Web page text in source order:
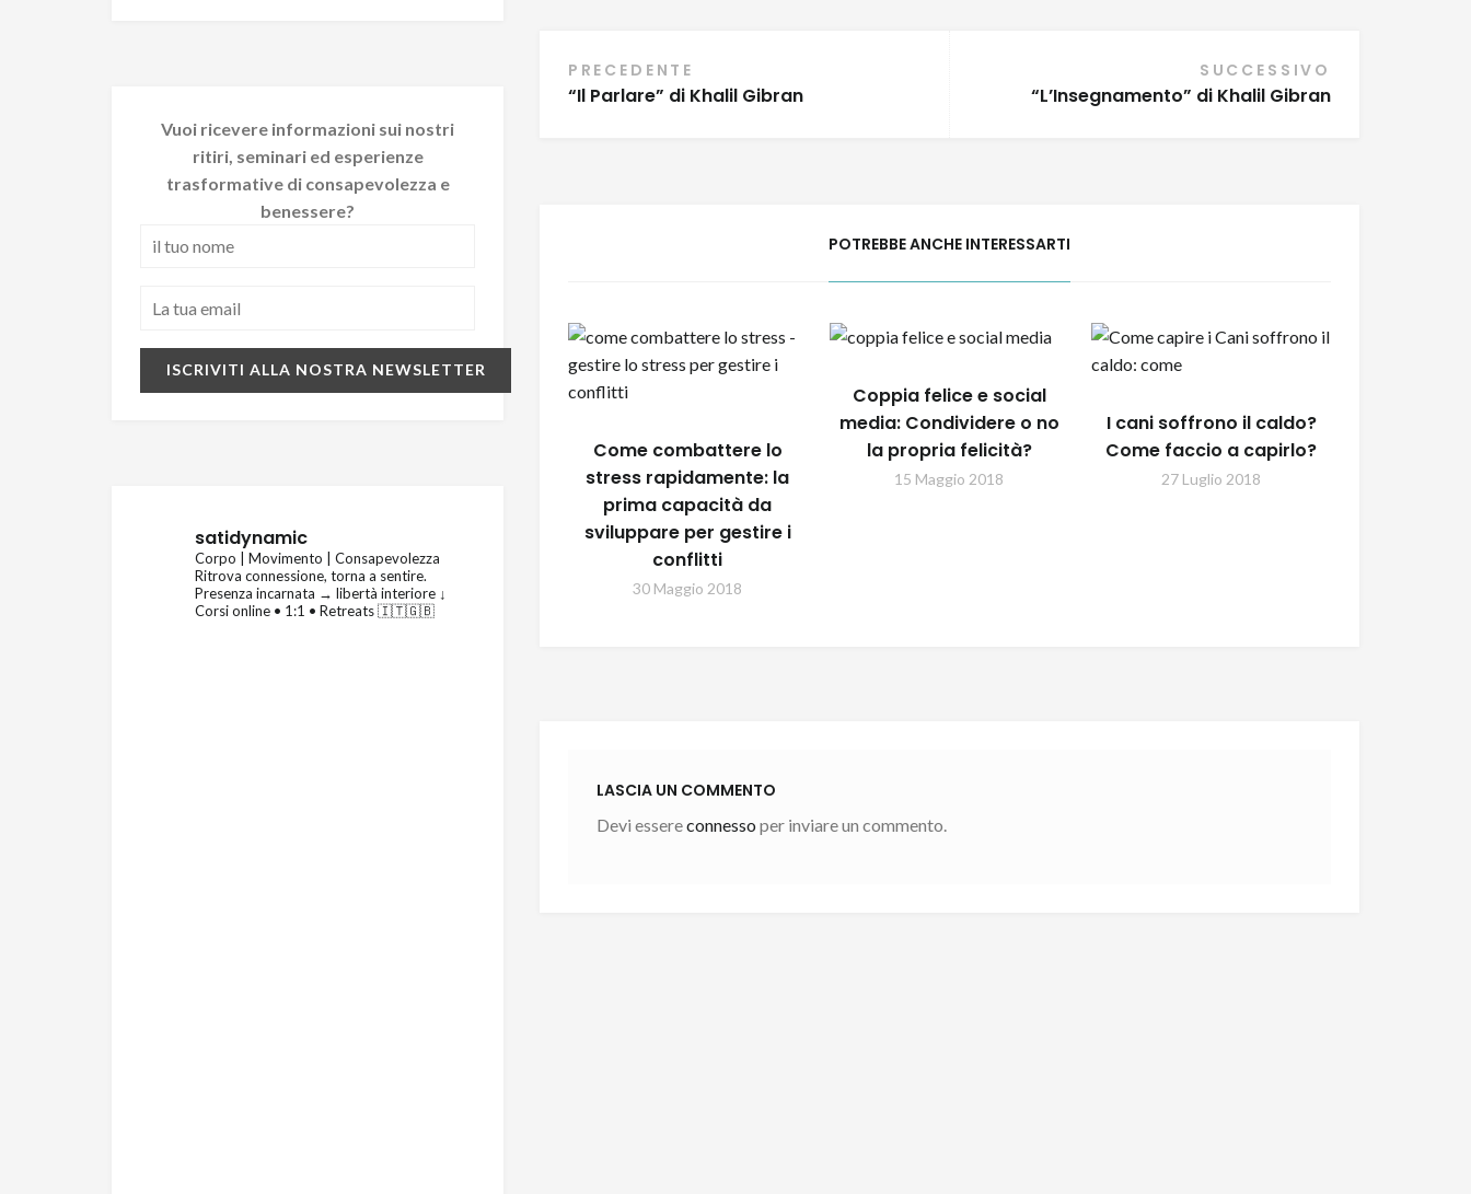
Navigazione
PRECEDENTE
“Il Parlare” di Khalil Gibran
SUCCESSIVO
“L’Insegnamento” di Khalil Gibran
POTREBBE ANCHE INTERESSARTI
Come combattere lo
stress rapidamente: la
prima capacità da
sviluppare per gestire i
conflitti
30 Maggio 2018
Coppia felice e social
media: Condividere o no
la propria felicità?
15 Maggio 2018
I cani soffrono il caldo?
Come faccio a capirlo?
27 Luglio 2018
LASCIA UN COMMENTO
Devi essereconnesso per inviare un commento.
Vuoi ricevere informazioni sui nostri
ritiri, seminari ed esperienze
trasformative di consapevolezza e
benessere?
satidynamic
Corpo | Movimento | Consapevolezza
Ritrova connessione, torna a sentire.
Presenza incarnata → libertà interiore↓
Corsi online • 1:1 • Retreats 🇮🇹🇬🇧